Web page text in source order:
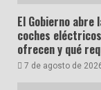
El Gobierno abre
coches
ofrecen y qué
7 de agosto de